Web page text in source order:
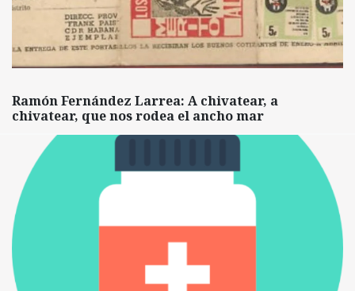
Ramón Fernández Larrea: A chivatear, a
chivatear, que nos rodea el ancho mar